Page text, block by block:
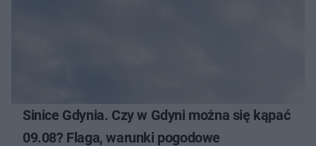
Sinice Gdynia. Czy w Gdyni można się kąpać
09.08? Flaga, warunki pogodowe